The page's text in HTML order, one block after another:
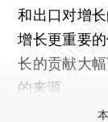
和出口对增
增长更重要
长的贡献大
的来源。